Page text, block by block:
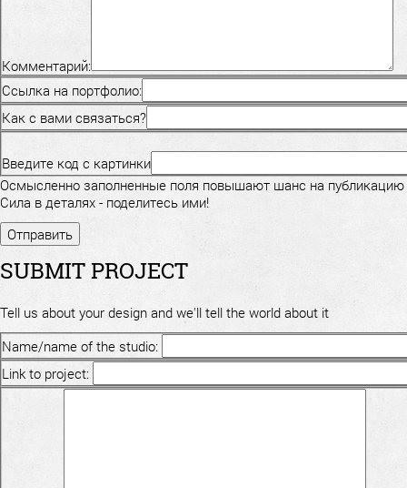
Комментарий:
Ссылка на портфолио:
Как с вами связаться?
Введите код с картинки
Осмысленно заполненные поля повышают шанс на публикацию
Сила в деталях - поделитесь ими!
SUBMIT PROJECT
Tell us about your design and we'll tell the world about it
Name/name of the studio:
Link to project: